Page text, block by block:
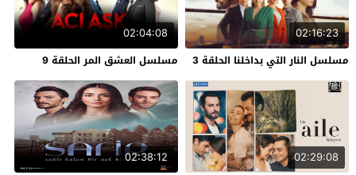
02:16:23
مسلسل النار التي بداخلنا الحلقة 3
02:04:08
مسلسل العشق المر الحلقة 9
02:29:08
02:38:12